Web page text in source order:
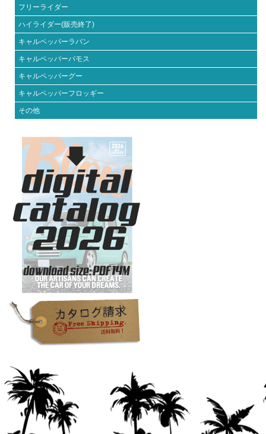
フリーライダー
ハイライダー(販売終了)
キャルペッパーラパン
キャルペッパーバモス
キャルペッパーグー
キャルペッパーフロッギー
その他